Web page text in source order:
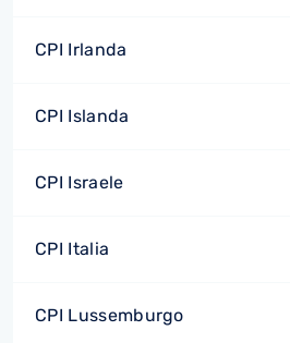
CPI Irlanda
CPI Islanda
CPI Israele
CPI Italia
CPI Lussemburgo